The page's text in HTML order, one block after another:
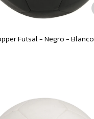
Futsal - Negro - Blanco